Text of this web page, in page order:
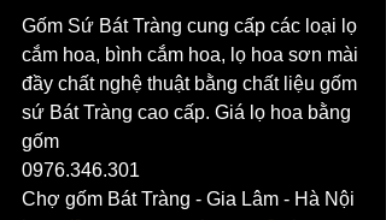
Gốm Sứ Bát Tràng cung cấp các loại lọ
cắm hoa, bình cắm hoa, lọ hoa sơn mài
đầy chất nghệ thuật bằng chất liệu gốm
sứ Bát Tràng cao cấp. Giá lọ hoa bằng
gốm
0976.346.301
Chợ gốm Bát Tràng - Gia Lâm - Hà Nội